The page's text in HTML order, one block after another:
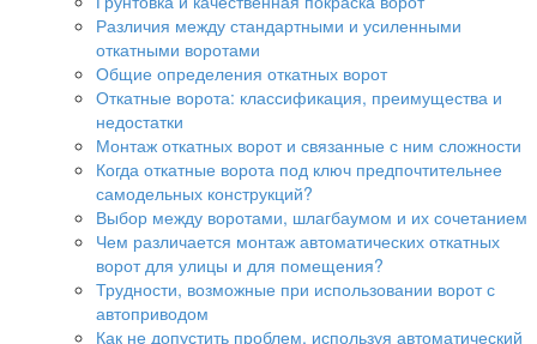
Различия между стандартными и усиленными
откатными воротами
Общие определения откатных ворот
Откатные ворота: классификация, преимущества и
недостатки
Монтаж откатных ворот и связанные с ним сложности
Когда откатные ворота под ключ предпочтительнее
самодельных конструкций?
Выбор между воротами, шлагбаумом и их сочетанием
Чем различается монтаж автоматических откатных
ворот для улицы и для помещения?
Трудности, возможные при использовании ворот с
автоприводом
Как не допустить проблем, используя автоматический